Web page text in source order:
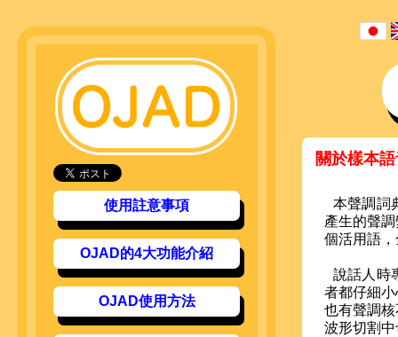
使用註意事項
OJAD的4大功能介紹
OJAD使用方法
關於樣本
本聲調詞
產生的聲
個活用語
說話人時
者都仔細
也有聲調
波形切割